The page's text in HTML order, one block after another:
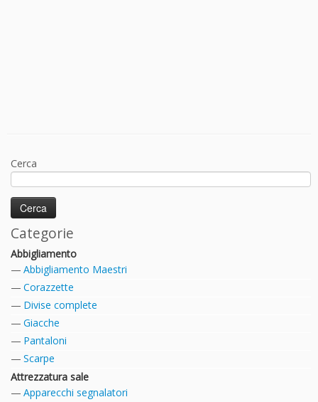
Cerca
Categorie
Abbigliamento
Abbigliamento Maestri
Corazzette
Divise complete
Giacche
Pantaloni
Scarpe
Attrezzatura sale
Apparecchi segnalatori